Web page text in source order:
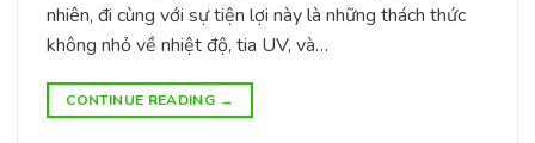
nhiên, đi cùng với sự tiện lợi này là những thách thức
không nhỏ về nhiệt độ, tia UV, và…
CONTINUE READING →